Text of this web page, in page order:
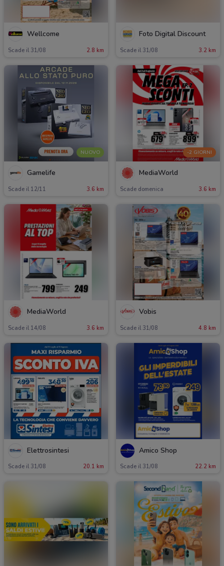
Wellcome
Scade il 31/08 2.8 km
Foto Digital Discount
Scade il 31/08 3.2 km
NUOVO
Gamelife
Scade il 12/11 3.6 km
-2 GIORNI
MediaWorld
Scade domenica 3.6 km
MediaWorld
Scade il 14/08 3.6 km
Vobis
Scade il 31/08 4.8 km
Elettrosintesi
Scade il 31/08 20.1 km
Amico Shop
Scade il 31/08 22.2 km